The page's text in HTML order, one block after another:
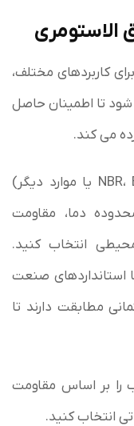
الاستومری
کاربردهای مختلف،
شود تا اطمینان حاصل
می کند.
– نوع متریال: مواد الاستومری (NBR، EPDM یا موارد دیگر)
دما، مقاومت
انتخاب کنید.
استانداردهای صنعت
مطابقت دارند تا
بر اساس مقاومت